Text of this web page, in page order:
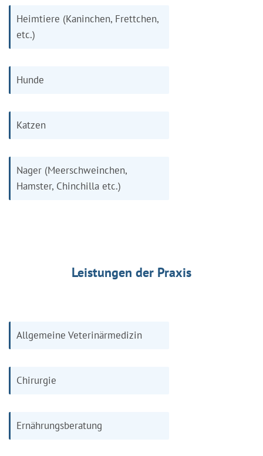
Heimtiere (Kaninchen, Frettchen,
etc.)
Hunde
Katzen
Nager (Meerschweinchen,
Hamster, Chinchilla etc.)
Leistungen der Praxis
Allgemeine Veterinärmedizin
Chirurgie
Ernährungsberatung